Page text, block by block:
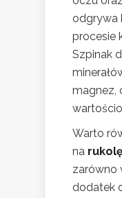
odgrywa
procesie
Szpinak
magnez,
Warto
na
zarówno
dodatek